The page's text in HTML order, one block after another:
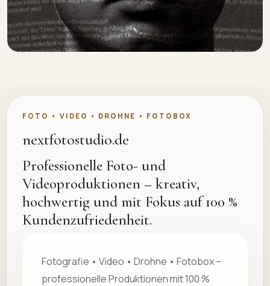
FOTO • VIDEO • DROHNE • FOTOBOX
nextfotostudio.de
Professionelle Foto- und
Videoproduktionen – kreativ,
hochwertig und mit Fokus auf 100 %
Kundenzufriedenheit.
Fotografie • Video • Drohne • Fotobox –
professionelle Produktionen mit 100 %